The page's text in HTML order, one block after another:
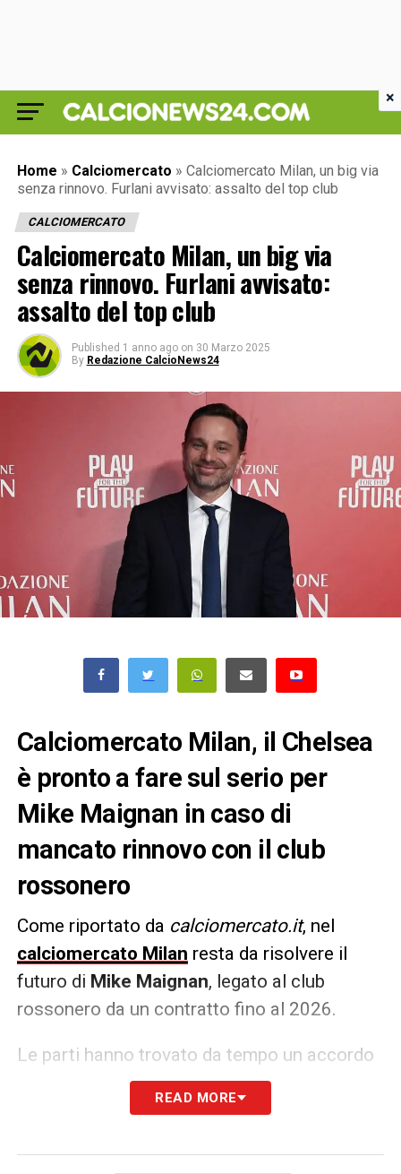
Home » Calciomercato » Calciomercato Milan, un big via
senza rinnovo. Furlani avvisato: assalto del top club
CALCIOMERCATO
Calciomercato Milan, un big via
senza rinnovo. Furlani avvisato:
assalto del top club
Published 1 anno ago on 30 Marzo 2025
By Redazione CalcioNews24
Calciomercato Milan, il Chelsea
è pronto a fare sul serio per
Mike Maignan in caso di
mancato rinnovo con il club
rossonero
Come riportato da calciomercato.it, nel
calciomercato Milan resta da risolvere il
futuro di Mike Maignan, legato al club
rossonero da un contratto fino al 2026.
Le parti hanno trovato da tempo un accordo
per allungare la scadenza al 2028 (con
opzione al 2029) a 5 milioni di euro più
READ MORE
×